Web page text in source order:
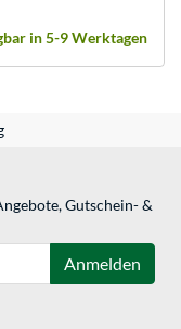
in 5-9 Werktagen
Gutschein- &
Anmelden